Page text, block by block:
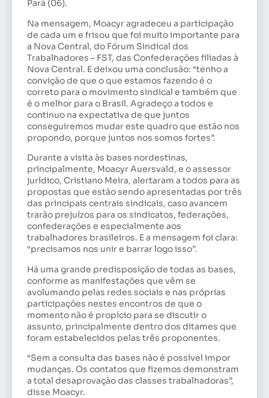
Pará (06).
Na mensagem, Moacyr agradeceu a participação
de cada um e frisou que foi muito importante para
a Nova Central, do Fórum Sindical dos
Trabalhadores – FST, das Confederações filiadas à
Nova Central. E deixou uma conclusão: “tenho a
convição de que o que estamos fazendo é o
correto para o movimento sindical e também que
é o melhor para o Brasil. Agradeço a todos e
continuo na expectativa de que juntos
conseguiremos mudar este quadro que estão nos
propondo, porque juntos nos somos fortes”.
Durante a visita às bases nordestinas,
principalmente, Moacyr Auersvald, e o assessor
jurídico, Cristiano Meira, alertaram a todos para as
propostas que estão sendo apresentadas por três
das principais centrais sindicais, caso avancem
trarão prejuízos para os sindicatos, federações,
confederações e especialmente aos
trabalhadores brasileiros. E a mensagem foi clara:
“precisamos nos unir e barrar logo isso”.
Há uma grande predisposição de todas as bases,
conforme as manifestações que vêm se
avolumando pelas redes sociais e nas próprias
participações nestes encontros de que o
momento não é propício para se discutir o
assunto, principalmente dentro dos ditames que
foram estabelecidos pelas três proponentes.
“Sem a consulta das bases não é possível impor
mudanças. Os contatos que fizemos demonstram
a total desaprovação das classes trabalhadoras”,
disse Moacyr.